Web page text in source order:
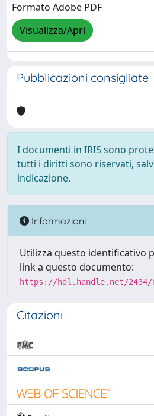
Formato Adobe PDF
Visualizza/Apri
Pubblicazioni consigliate
I documenti in IRIS sono
tutti i diritti sono riservati,
indicazione.
Informazioni
Utilizza questo identificativo
link a questo documento:
https://hdl.handle.net/2434/
Citazioni